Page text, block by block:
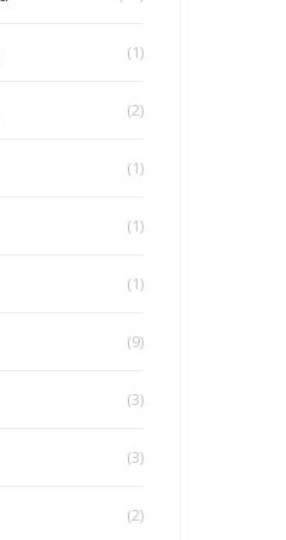
(1)
(2)
(1)
(1)
(1)
(9)
(3)
(3)
(2)